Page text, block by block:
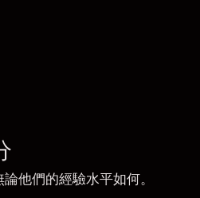
他們的經驗水平如何。